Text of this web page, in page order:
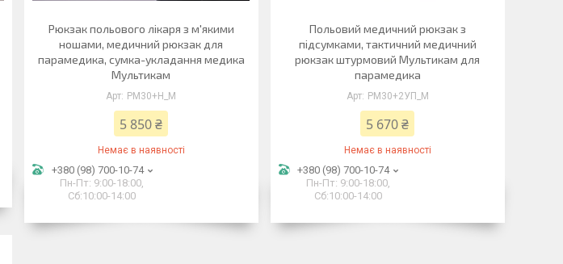
Рюкзак польового лікаря з м'якими
ношами, медичний рюкзак для
парамедика, сумка-укладання медика
Мультикам
РМ30+Н_М
5 850 ₴
Немає в наявності
+380 (98) 700-10-74
Пн-Пт: 9:00-18:00,
Сб:10:00-14:00
Польовий медичний рюкзак з
підсумками, тактичний медичний
рюкзак штурмовий Мультикам для
парамедика
РМ30+2УП_М
5 670 ₴
Немає в наявності
+380 (98) 700-10-74
Пн-Пт: 9:00-18:00,
Сб:10:00-14:00